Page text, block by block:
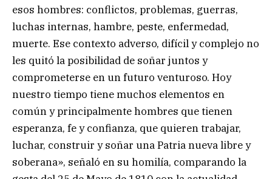
esos hombres: conflictos, problemas, guerras,
luchas internas, hambre, peste, enfermedad,
muerte. Ese contexto adverso, difícil y complejo no
les quitó la posibilidad de soñar juntos y
comprometerse en un futuro venturoso. Hoy
nuestro tiempo tiene muchos elementos en
común y principalmente hombres que tienen
esperanza, fe y confianza, que quieren trabajar,
luchar, construir y soñar una Patria nueva libre y
soberana», señaló en su homilía, comparando la